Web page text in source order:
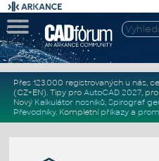
Přes 123.000 registrovaných u nás,
(CZ+EN). Tipy pro AutoCAD 2027, pro
Nový Kalkulátor nosníků, Spirograf
Převodníky. Kompletní příkazya